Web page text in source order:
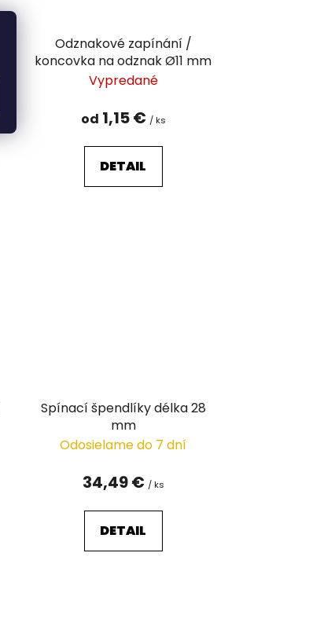
Odznakové zapínání /
koncovka na odznak Ø11 mm
Vypredané
od 1,15 € / ks
DETAIL
Spínací špendlíky délka 28
mm
Odosielame do 7 dní
34,49 € / ks
DETAIL